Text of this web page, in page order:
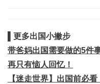
▌更多出国小撇步
带爸妈出国需要做的5件
再只有恼人回忆！
【迷走世界】出国前必